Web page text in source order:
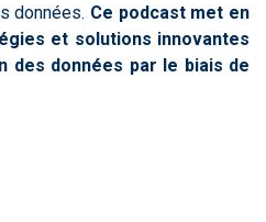
données. Ce podcast met en
et solutions innovantes
des données par le biais de